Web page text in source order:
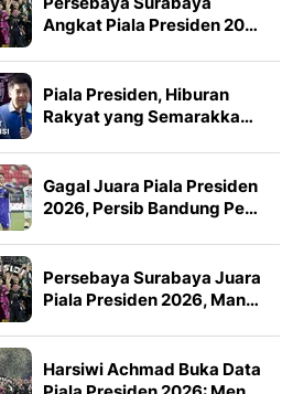
Angkat Piala Presiden 20…
Piala Presiden, Hiburan
Rakyat yang Semarakka…
Gagal Juara Piala Presiden
2026, Persib Bandung Pe…
Persebaya Surabaya Juara
Piala Presiden 2026, Man…
Harsiwi Achmad Buka Data